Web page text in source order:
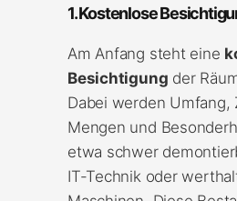
1. Kostenlose
Am Anfang steht eine
Besichtigung der
Dabei werden Umfang,
Mengen und
etwa schwer
IT-Technik oder